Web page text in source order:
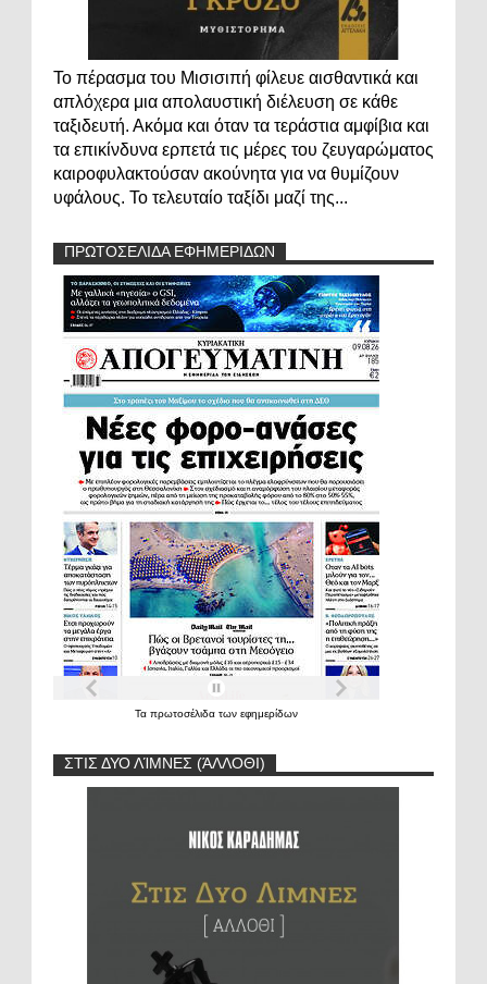
Το πέρασμα του Μισισιπή φίλευε αισθαντικά και
απλόχερα μια απολαυστική διέλευση σε κάθε
ταξιδευτή. Ακόμα και όταν τα τεράστια αμφίβια και
τα επικίνδυνα ερπετά τις μέρες του ζευγαρώματος
καιροφυλακτούσαν ακούνητα για να θυμίζουν
υφάλους. Το τελευταίο ταξίδι μαζί της...
ΠΡΩΤΟΣΕΛΙΔΑ ΕΦΗΜΕΡΙΔΩΝ
Τα πρωτοσέλιδα των εφημερίδων
ΣΤΙΣ ΔΥΟ ΛΊΜΝΕΣ (ΆΛΛΟΘΙ)